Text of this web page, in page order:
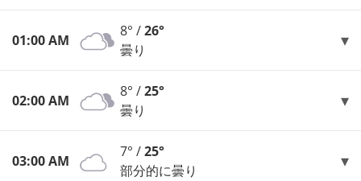
01:00 AM
8° /26°
曇り
02:00 AM
8° /25°
曇り
03:00 AM
7° /25°
部分的に曇り